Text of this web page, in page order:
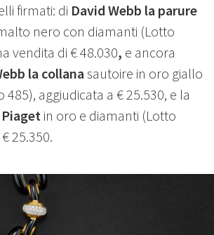
firmati: di David Webb la parure
nero con diamanti (Lotto
vendita di € 48.030, e ancora
la collanasautoire in oro giallo
485), aggiudicata a € 25.530, e la
in oro e diamanti (Lotto
25.350.